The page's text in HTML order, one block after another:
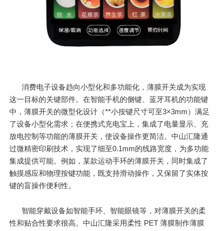
消费电子设备趋向小型化和多功能化，薄膜开关成为实现
这一目标的关键部件。在智能手机的侧键、蓝牙耳机的功能键
中，薄膜开关的微型化设计（**小按键尺寸可至3×3mm）满足
了设备小型化需求；在便携式充电宝上，集成了电量显示、充
放电控制等功能的薄膜开关，使设备操作更简洁。中山汇隆通
过微精密印刷技术，实现了细至0.1mm的线路宽度，为多功能
集成提供可能。例如，某款运动手环的薄膜开关，同时集成了
触摸感应和物理按键功能，既支持滑动操作，又保留了实体按
键的盲操作便利性。
智能穿戴设备如智能手环、智能眼镜等，对薄膜开关的柔
性和贴合性要求很高。中山汇隆采用柔性 PET 薄膜制作薄膜